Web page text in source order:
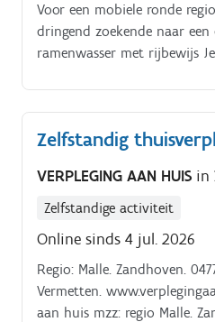
Voor een mobiele ronde
dringend zoekende naar een
ramenwasser met rijbewijs
Zelfstandig
VERPLEGING AAN HUIS in
Zelfstandige activiteit
Online sinds 4 jul. 2026
Regio: Malle. Zandhoven. 0477/
Vermetten.
aan huis mzz: regio Malle.